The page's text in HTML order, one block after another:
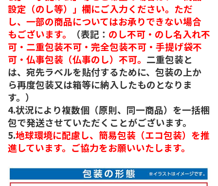
設定（のし等）」欄にご入力ください。ただ
し、一部の商品についてはお承りできない場合
もございます。
（表記： のし不可・のし名入れ不
可・二重包装不可・完全包装不可・手提げ袋不
可・仏事包装（仏事のし）不可。 二重包装と
は、宛先ラベルを貼付するために、包装の上か
ら再度包装又は箱等に納入したものとなりま
す。）
4.状況により複数個（原則、同一商品）を一括梱
包で発送させていただくことがございます。
5.地球環境に配慮し、簡易包装（エコ包装）を推
進しています。ご協力をお願いいたします。